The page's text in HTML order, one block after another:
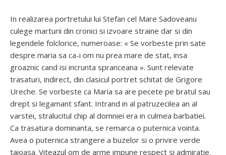
In realizarea portretului lui Stefan cel Mare Sadoveanu
culege marturii din cronici si izvoare straine dar si din
legendele folclorice, numeroase: « Se vorbeste prin sate
despre maria sa ca-i om nu prea mare de stat, insa
groaznic cand isi incrunta spranceana ». Sunt relevate
trasaturi, indirect, din clasicul portret schitat de Grigore
Ureche. Se vorbeste ca Maria sa are pecete pe bratul sau
drept si legamant sfant. Intrand in al patruzecilea an al
varstei, stralucitul chip al domniei era in culmea barbatiei.
Ca trasatura dominanta, se remarca o puternica vointa.
Avea o puternica strangere a buzelor si o privire verde
taioasa. Viteazul om de arme impune respect si admiratie.